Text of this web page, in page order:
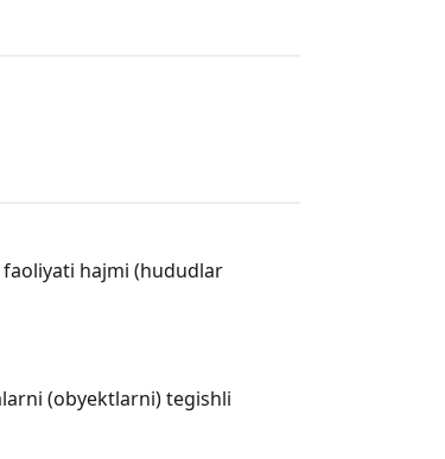
faoliyati hajmi (hududlar
(obyektlarni) tegishli